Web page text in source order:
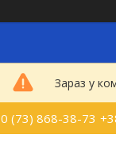
Зараз у
(73) 868-38-73